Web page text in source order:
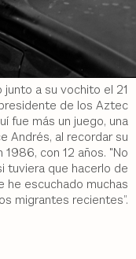
a su vochito el 21
de los Aztec
fue más un juego, una
Andrés, al recordar su
con 12 años. "No
tuviera que hacerlo de
he escuchado muchas
migrantes recientes”.